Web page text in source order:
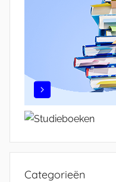
Categorieën